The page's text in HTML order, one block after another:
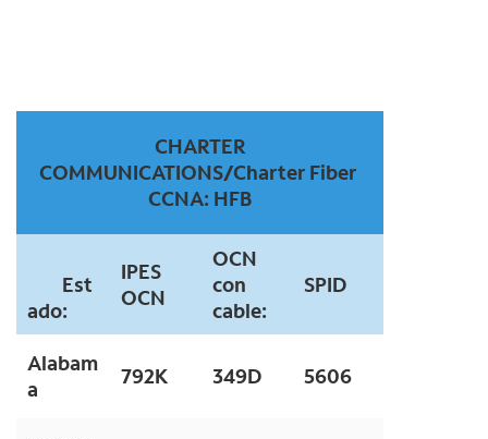
CHARTER
COMMUNICATIONS/Charter Fiber
CCNA: HFB
Est
ado:
IPES
OCN
OCN
con
cable:
SPID
Alabam
a
792K 349D 5606